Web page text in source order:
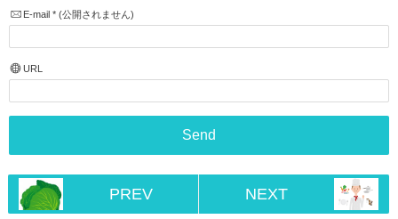
E-mail *(公開されません)
URL
PREV NEXT